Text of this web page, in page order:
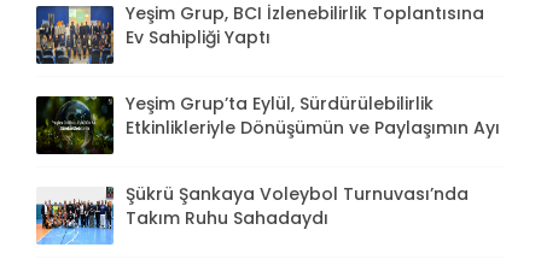
Yeşim Grup, BCI İzlenebilirlik Toplantısına
Ev Sahipliği Yaptı
Yeşim Grup’ta Eylül, Sürdürülebilirlik
Etkinlikleriyle Dönüşümün ve Paylaşımın Ayı
Şükrü Şankaya Voleybol Turnuvası’nda
Takım Ruhu Sahadaydı